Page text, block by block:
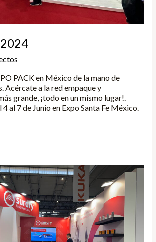
2024
PACK en México de la mano de
Acércate a la red empaque y
grande, ¡todo en un mismo lugar!.
al 7 de Junio en Expo Santa Fe México.